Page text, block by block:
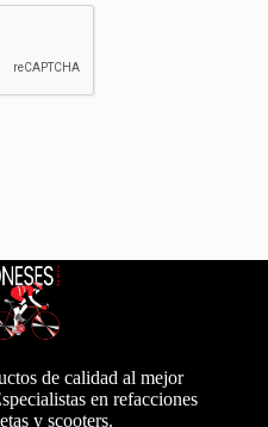
de calidad al mejor
en refacciones
y scooters.